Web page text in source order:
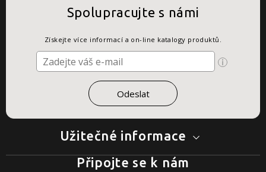
Užitečné informace
Spolupracujte s námi
Získejte více informací a on-line katalogy produktů.
Připojte se k nám